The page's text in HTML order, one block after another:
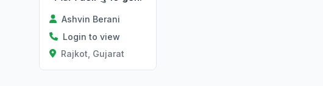
Ashvin Berani
Login to view
Rajkot, Gujarat